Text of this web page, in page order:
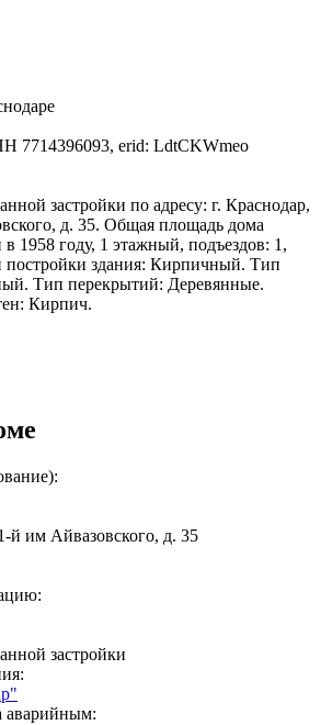
erid: LdtCKWmeo
застройки по адресу: г. Краснодар,
д. 35. Общая площадь дома
1958 году, 1 этажный, подъездов: 1,
постройки здания: Кирпичный. Тип
Тип перекрытий: Деревянные.
Кирпич.
й им Айвазовского, д. 35
застройки
аварийным: